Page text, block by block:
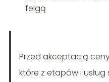
felgą
Przed akceptacją
które z etapów i